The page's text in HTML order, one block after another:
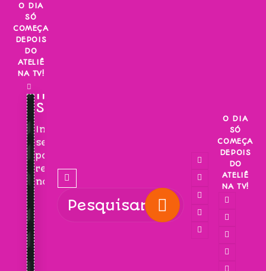
Skip
content
O DIA
SÓ
COMEÇA
DEPOIS
DO
ATELIÊ
NA TV!
INSCREVA-
SE!
Inscreva-
se
para
receber
novidades!
O DIA
SÓ
COMEÇA
DEPOIS
DO
ATELIÊ
NA TV!